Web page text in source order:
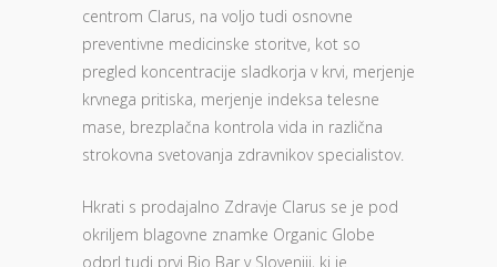
centrom Clarus, na voljo tudi osnovne
preventivne medicinske storitve, kot so
pregled koncentracije sladkorja v krvi, merjenje
krvnega pritiska, merjenje indeksa telesne
mase, brezplačna kontrola vida in različna
strokovna svetovanja zdravnikov specialistov.
Hkrati s prodajalno Zdravje Clarus se je pod
okriljem blagovne znamke Organic Globe
odprl tudi prvi Bio Bar v Sloveniji, ki je